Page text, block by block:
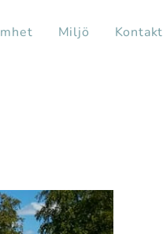
Miljö Kontakt